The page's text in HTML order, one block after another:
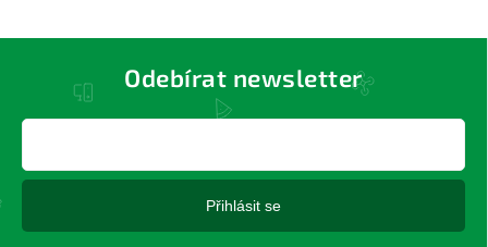
Odebírat newsletter
Přihlásit se